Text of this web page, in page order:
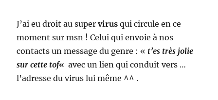
J’ai eu droit au supervirusqui circule en ce
moment sur msn ! Celui qui envoie à nos
contacts un message du genre : « t’es très jolie
sur cette tof« avec un lien qui conduit vers …
l’adresse du virus lui même ^^ .